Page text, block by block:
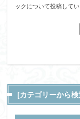
ックについて投稿してい
[カテゴリーから検